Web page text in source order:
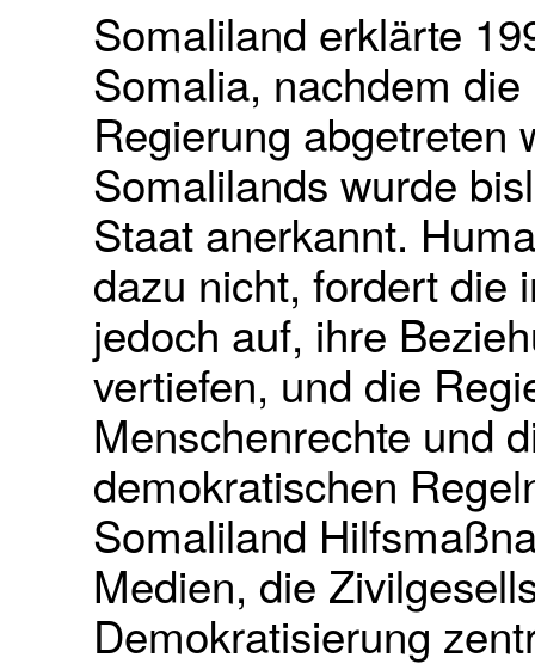
Somaliland erklärte
Somalia, nachdem
Regierung abgetreten
Somalilands wurde
Staat anerkannt.
dazu nicht, fordert die
jedoch auf, ihre
vertiefen, und die
Menschenrechte und
demokratischen
Somaliland
Medien, die
Demokratisierung